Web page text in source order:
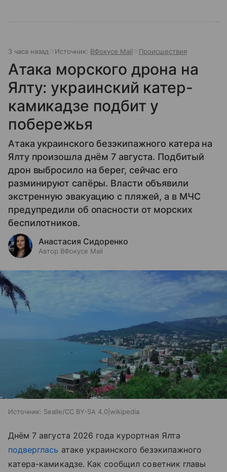
3 часа назад Источник: ВФокусе Mail Происшествия
Атака морского дрона на
Ялту: украинский катер-
камикадзе подбит у
побережья
Атака украинского безэкипажного катера на
Ялту произошла днём 7 августа. Подбитый
дрон выбросило на берег, сейчас его
разминируют сапёры. Власти объявили
экстренную эвакуацию с пляжей, а в МЧС
предупредили об опасности от морских
беспилотников.
Анастасия Сидоренко
Автор ВФокусе Mail
Источник: Sealle/CC BY-SA 4.0|wikipedia
Днём 7 августа 2026 года курортная Ялта
подверглась атаке украинского безэкипажного
катера-камикадзе. Как сообщил советник главы